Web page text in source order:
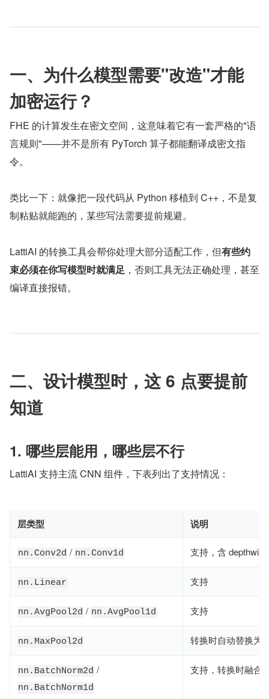
一、为什么模型需要"改造"才能
加密运行？
FHE 的计算发生在密文空间，这意味着它有一套严格的"语
言规则"——并不是所有 PyTorch 算子都能翻译成密文指
令。
类比一下：就像把一段代码从 Python 移植到 C++，不是复
制粘贴就能跑的，某些写法需要提前规避。
LattiAI 的转换工具会帮你处理大部分适配工作，但有些约
束必须在你写模型时就满足 ，否则工具无法正确处理，甚至
编译直接报错。
二、设计模型时，这 6 点要提前
知道
1. 哪些层能用，哪些层不行
LattiAI 支持主流 CNN 组件，下表列出了支持情况：
层类型 说明
nn.Conv2d / nn.Conv1d 支持，含 depthwise
nn.Linear 支持
nn.AvgPool2d / nn.AvgPool1d 支持
nn.MaxPool2d 转换时自动替换为
nn.BatchNorm2d /
nn.BatchNorm1d
支持，转换时融合